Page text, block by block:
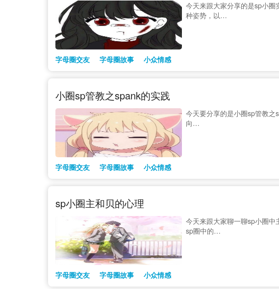
今天来跟大家分享的是sp小
种姿势，以…
字母圈交友 字母圈故事 小众情感
小圈sp管教之spank的实践
今天要分享的是小圈sp管教
向…
字母圈交友 字母圈故事 小众情感
sp小圈主和贝的心理
今天来跟大家聊一聊sp小圈
sp圈中的…
字母圈交友 字母圈故事 小众情感